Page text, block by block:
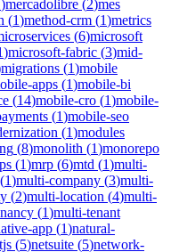
)mercadolibre (2)mes
(1)method-crm (1)metrics
(6)microsoft
)microsoft-fabric (3)mid-
migrations (1)mobile
apps (1)mobile-bi
(14)mobile-cro (1)mobile-
(1)mobile-seo
(1)modules
(8)monolith (1)monorepo
(1)mrp (6)mtd (1)multi-
(1)multi-company (3)multi-
(2)multi-location (4)multi-
(1)multi-tenant
app (1)natural-
(5)netsuite (5)network-